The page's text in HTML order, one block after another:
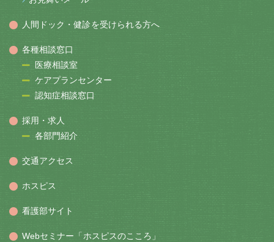
人間ドック・健診を受けられる方へ
各種相談窓口
医療相談室
ケアプランセンター
認知症相談窓口
採用・求人
各部門紹介
交通アクセス
ホスピス
看護部サイト
Webセミナー「ホスピスのこころ」